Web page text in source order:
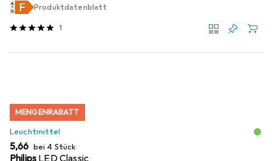
Produktdatenblatt
1
MENGENRABATT
Leuchtmittel
EUR
5,66 bei 4 Stück
Philips LED Classic